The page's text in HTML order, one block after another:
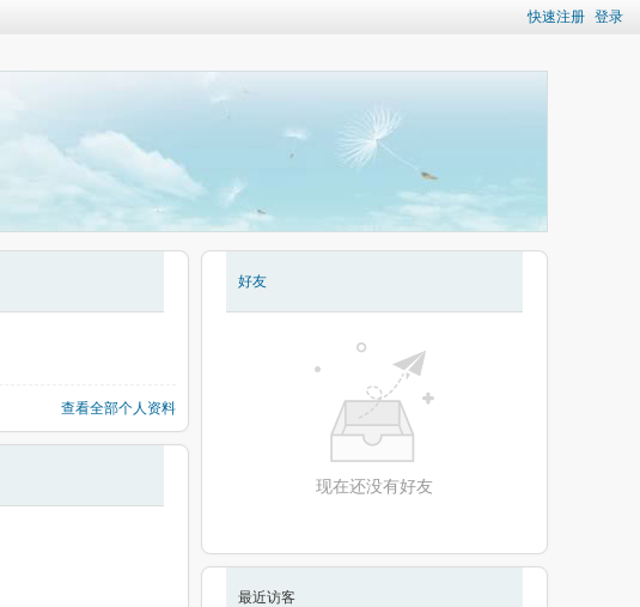
快速注册 登录
查看全部个人资料
好友
现在还没有好友
最近访客